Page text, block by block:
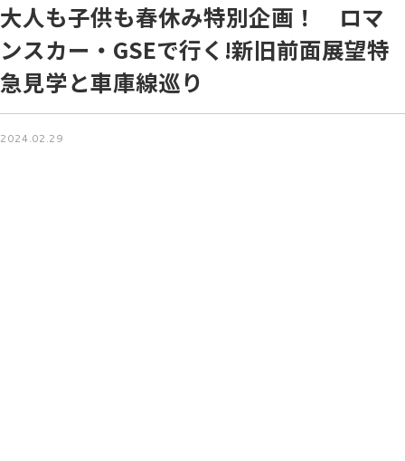
大人も子供も春休み特別企画！ ロマ
ンスカー・GSEで行く!新旧前面展望特
急見学と車庫線巡り
2024.02.29